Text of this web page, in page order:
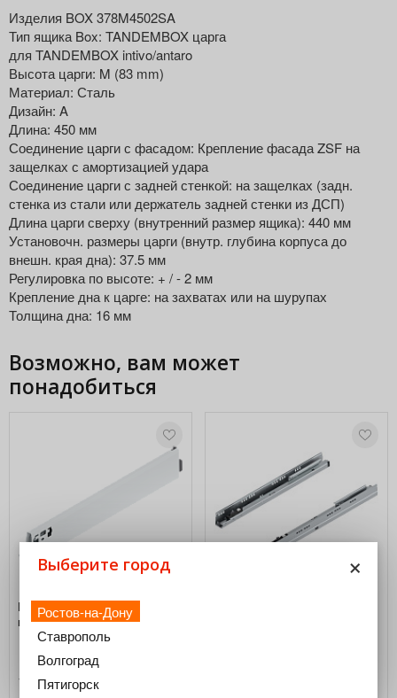
Изделия BOX 378M4502SA
Тип ящика Box: TANDEMBOX царга
для TANDEMBOX intivo/antaro
Высота царги: M (83 mm)
Материал: Сталь
Дизайн: A
Длина: 450 мм
Соединение царги с фасадом: Крепление фасада ZSF на
защелках с амортизацией удара
Соединение царги с задней стенкой: на защелках (задн.
стенка из стали или держатель задней стенки из ДСП)
Длина царги сверху (внутренний размер ящика): 440 мм
Установочн. размеры царги (внутр. глубина корпуса до
внешн. края дна): 37.5 мм
Регулировка по высоте: + / - 2 мм
Крепление дна к царге: на захватах или на шурупах
Толщина дна: 16 мм
Возможно, вам может
понадобиться
Царга A antaro, высота M, 450
мм, белый шелк, правая
1 258,00₽
×
Выберите город
Ростов-на-Дону
Ставрополь
Волгоград
Пятигорск